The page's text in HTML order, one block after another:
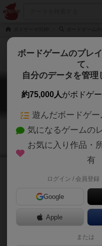
The
実はカルカソンヌ
ボードゲームのプレ
て、
自分のデータを管理
約75,000人がボドゲ
遊んだボードゲ
気になるゲームの
お気に入り作品・
有
ログイン / 会員登録
Google
Apple
または